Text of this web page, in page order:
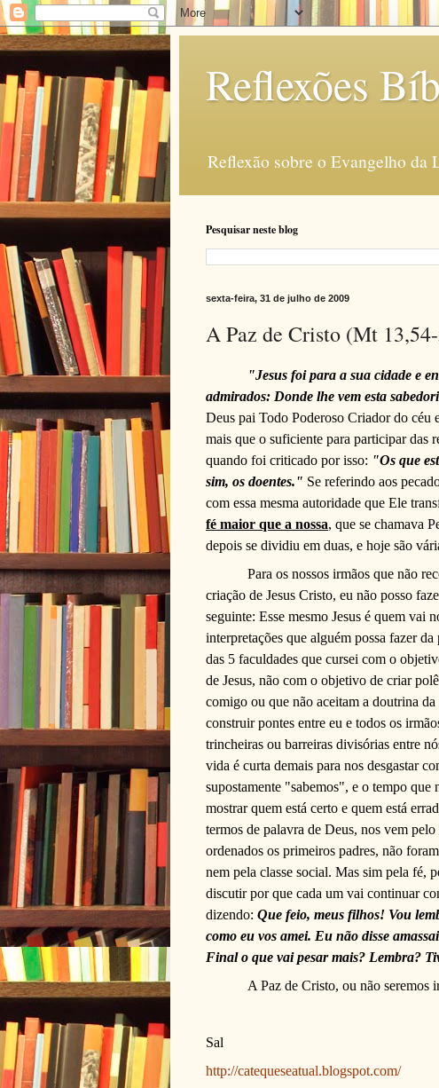
Reflexões
Reflexão sobre o Evangelho da
Pesquisar neste blog
sexta-feira, 31 de julho de 2009
A Paz de Cristo (Mt
"Jesus foi para a sua cidade e
admirados: Donde lhe vem esta
Deus pai Todo Poderoso Criador do céu
mais que o suficiente para participar das
quando foi criticado por isso: "Os que
sim, os doentes." Se referindo aos
com essa mesma autoridade que Ele
fé maior que a nossa, que se chamava
depois se dividiu em duas, e hoje são
Para os nossos irmãos que não
criação de Jesus Cristo, eu não posso
seguinte: Esse mesmo Jesus é quem vai
interpretações que alguém possa fazer
das 5 faculdades que cursei com o
de Jesus, não com o objetivo de criar
comigo ou que não aceitam a doutrina
construir pontes entre eu e todos os
trincheiras ou barreiras divisórias entre
vida é curta demais para nos desgastar
supostamente "sabemos", e o tempo que
mostrar quem está certo e quem está
termos de palavra de Deus, nos vem
ordenados os primeiros padres, não
nem pela classe social. Mas sim pela fé,
discutir por que cada um vai continuar
dizendo: Que feio, meus filhos! Vou
como eu vos amei. Eu não disse
Final o que vai pesar mais? Lembra?
A Paz de Cristo, ou não seremos
Sal
http://catequeseatual.blogspot.com/